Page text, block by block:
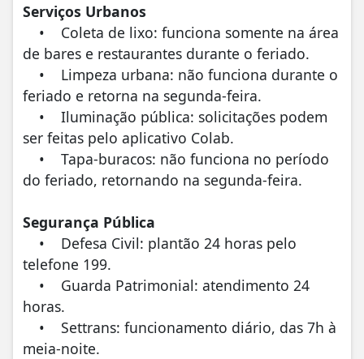
Serviços Urbanos
• Coleta de lixo: funciona somente na área
de bares e restaurantes durante o feriado.
• Limpeza urbana: não funciona durante o
feriado e retorna na segunda-feira.
• Iluminação pública: solicitações podem
ser feitas pelo aplicativo Colab.
• Tapa-buracos: não funciona no período
do feriado, retornando na segunda-feira.
Segurança Pública
• Defesa Civil: plantão 24 horas pelo
telefone 199.
• Guarda Patrimonial: atendimento 24
horas.
• Settrans: funcionamento diário, das 7h à
meia-noite.